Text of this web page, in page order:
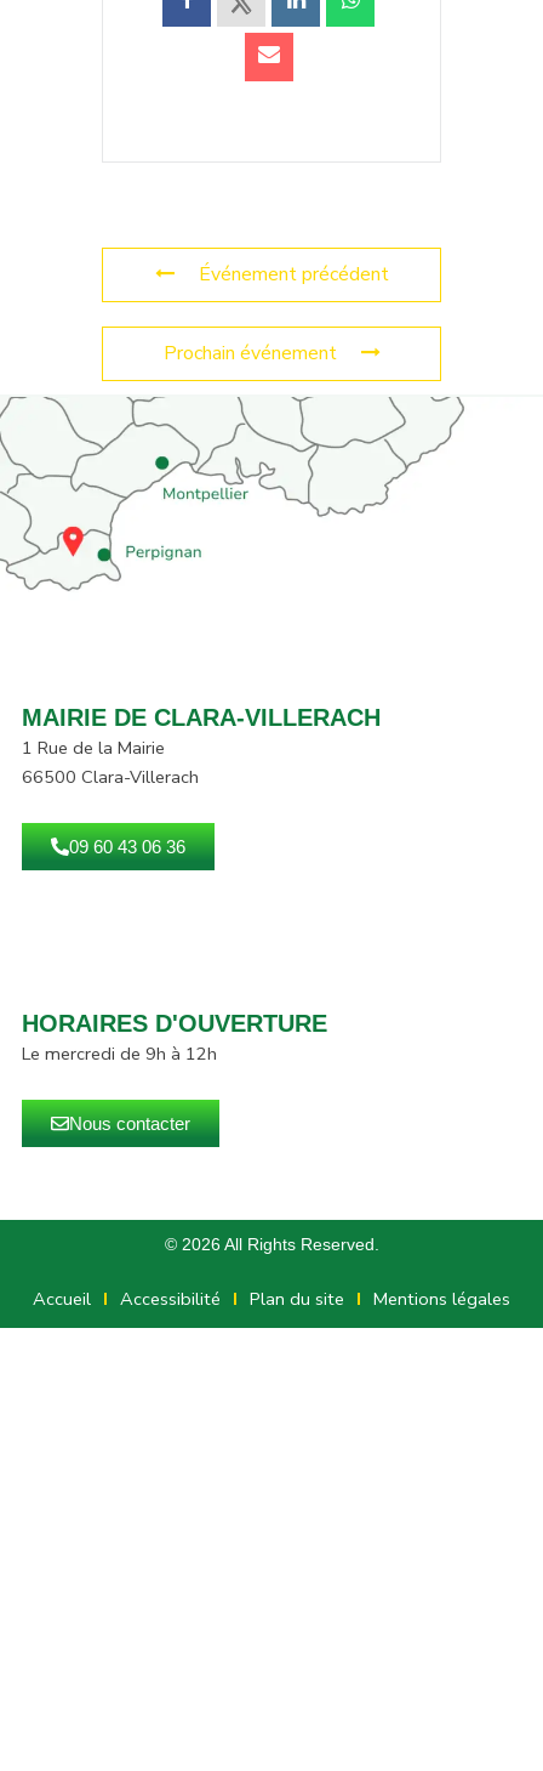
Événement précédent
Prochain événement
MAIRIE DE CLARA-VILLERACH
1 Rue de la Mairie
66500 Clara-Villerach
09 60 43 06 36
HORAIRES D'OUVERTURE
Le mercredi de 9h à 12h
Nous contacter
© 2026 All Rights Reserved.
Accueil Accessibilité Plan du site Mentions légales